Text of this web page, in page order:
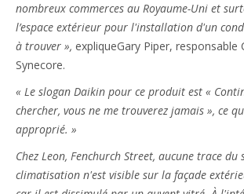
nombreux commerces au Royaume-Uni et
l’espace extérieur pour l'installation d'un
à trouver », expliqueGary Piper, responsable
Synecore.
« Le slogan Daikin pour ce produit est «
chercher, vous ne me trouverez jamais », ce
approprié. »
Chez Leon, Fenchurch Street, aucune trace du
climatisation n'est visible sur la façade